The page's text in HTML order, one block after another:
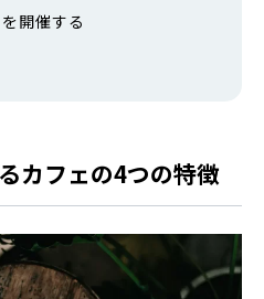
開催する
カフェの4つの特徴